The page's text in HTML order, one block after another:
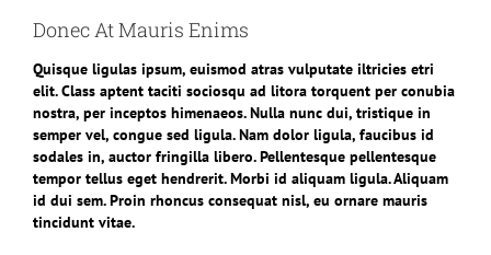
Donec At Mauris Enims
Quisque ligulas ipsum, euismod atras vulputate iltricies etri
elit. Class aptent taciti sociosqu ad litora torquent per conubia
nostra, per inceptos himenaeos. Nulla nunc dui, tristique in
semper vel, congue sed ligula. Nam dolor ligula, faucibus id
sodales in, auctor fringilla libero. Pellentesque pellentesque
tempor tellus eget hendrerit. Morbi id aliquam ligula. Aliquam
id dui sem. Proin rhoncus consequat nisl, eu ornare mauris
tincidunt vitae.